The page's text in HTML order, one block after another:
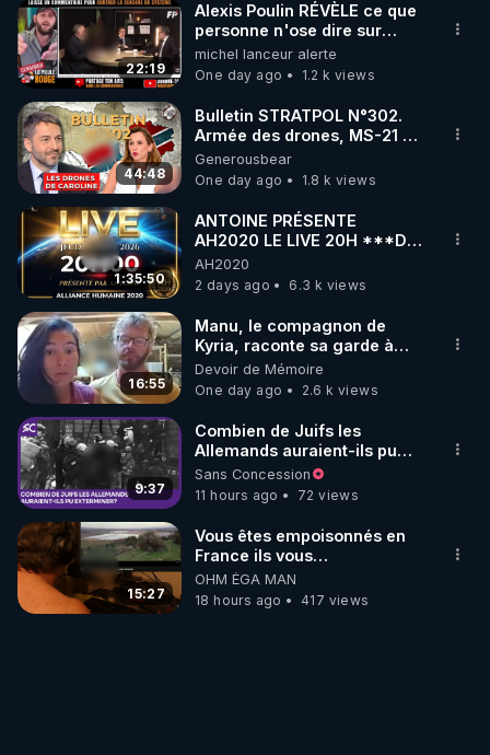
22:19
Alexis Poulin RÉVÈLE ce que
personne n'ose dire sur
l'Union européenne (C'est
explosif)
michel lanceur alerte
One day ago
1.2 k views
44:48
Bulletin STRATPOL N°302.
Armée des drones, MS-21 en
série, missiles coréens.
07.08.2026.
Generousbear
One day ago
1.8 k views
1:35:50
ANTOINE PRÉSENTE
AH2020 LE LIVE 20H ***DU
06/08/2026***
AH2020
2 days ago
6.3 k views
16:55
Manu, le compagnon de
Kyria, raconte sa garde à
vue musclée. PARTAGEZ!
Devoir de Mémoire
One day ago
2.6 k views
9:37
Combien de Juifs les
Allemands auraient-ils pu
exterminer?
Sans Concession
11 hours ago
72 views
15:27
Vous êtes empoisonnés en
France ils vous
empoisonnent tranquille
OHM ÉGA MAN
18 hours ago
417 views